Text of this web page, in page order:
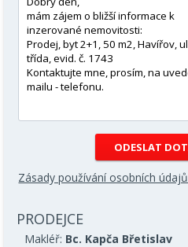
Zásady používání osobních údajů
PRODEJCE
Makléř: Bc. Kapča Břetislav